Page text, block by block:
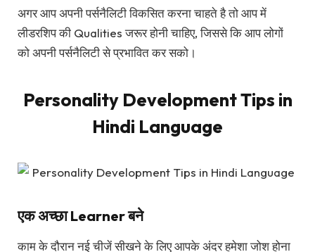
अगर आप अपनी पर्सनैलिटी विकसित करना चाहते है तो आप में
लीडरशिप की Qualities जरूर होनी चाहिए, जिससे कि आप लोगों
को अपनी पर्सनैलिटी से प्रभावित कर सको।
Personality Development Tips in
Hindi Language
एक अच्छा Learner बने
काम के दौरान नई चीजें सीखने के लिए आपके अंदर हमेशा जोश होना